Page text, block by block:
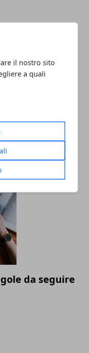
il nostro sito
a quali
la
formazione
da seguire